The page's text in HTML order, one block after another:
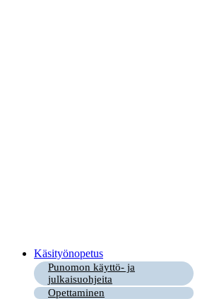
Käsityönopetus
Punomon käyttö- ja
julkaisuohjeita
Opettaminen